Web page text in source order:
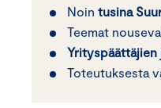
Noin tusina
Teemat
Yrityspäättäjien
Toteutuksesta